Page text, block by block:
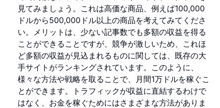
見てみましょう。これは高価な商品、例えば100,000
ドルから500,000ドル以上の商品を考えてみてくださ
い。メリットは、少ない記事数でも多額の収益を得る
ことができることですが、競争が激しいため、これほ
ど多額の収益が見込まれるものに関しては、既存の大
手サイトがランキングされています。このように、
様々な方法や戦略を取ることで、月間1万ドルを稼ぐこ
とができます。トラフィックが収益に直結するわけで
はなく、お金を稼ぐためにはさまざまな方法がありま